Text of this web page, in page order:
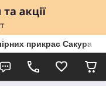
прикрас Сакура